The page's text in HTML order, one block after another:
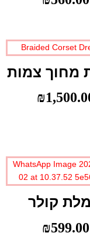
מחוך צמות
₪
קולר
₪599.00